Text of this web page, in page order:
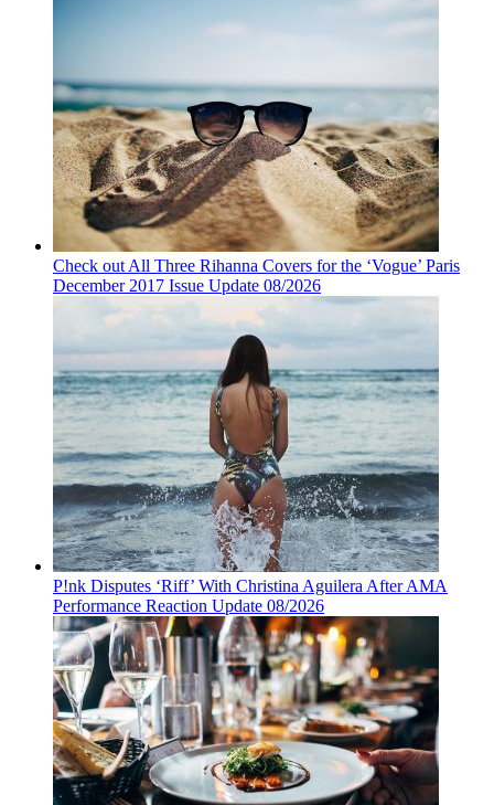
Check out All Three Rihanna Covers for the ‘Vogue’ Paris
December 2017 Issue Update 08/2026
P!nk Disputes ‘Riff’ With Christina Aguilera After AMA
Performance Reaction Update 08/2026